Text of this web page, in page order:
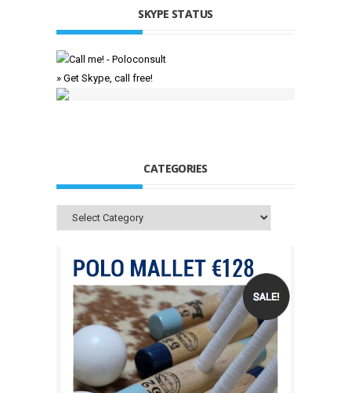
SKYPE STATUS
» Get Skype, call free!
CATEGORIES
Categories